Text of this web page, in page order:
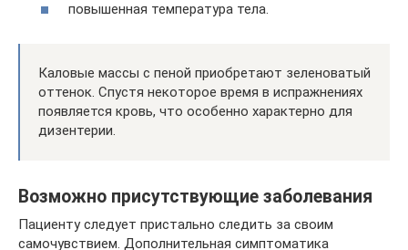
повышенная температура тела.
Каловые массы с пеной приобретают зеленоватый
оттенок. Спустя некоторое время в испражнениях
появляется кровь, что особенно характерно для
дизентерии.
Возможно присутствующие заболевания
Пациенту следует пристально следить за своим
самочувствием. Дополнительная симптоматика